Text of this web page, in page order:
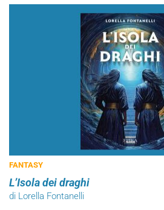
FANTASY
L’Isola dei draghi
di Lorella Fontanelli